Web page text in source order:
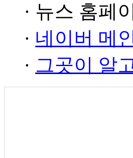
· 뉴스 홈페
· 네이버 메
· 그곳이 알